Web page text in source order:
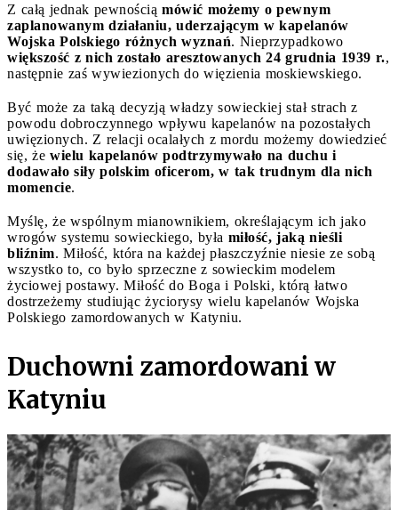
Z całą jednak pewnością mówić możemy o pewnym
zaplanowanym działaniu, uderzającym w kapelanów
Wojska Polskiego różnych wyznań. Nieprzypadkowo
większość z nich zostało aresztowanych 24 grudnia 1939 r.,
następnie zaś wywiezionych do więzienia moskiewskiego.
Być może za taką decyzją władzy sowieckiej stał strach z
powodu dobroczynnego wpływu kapelanów na pozostałych
uwięzionych. Z relacji ocalałych z mordu możemy dowiedzieć
się, że wielu kapelanów podtrzymywało na duchu i
dodawało siły polskim oficerom, w tak trudnym dla nich
momencie.
Myślę, że wspólnym mianownikiem, określającym ich jako
wrogów systemu sowieckiego, była miłość, jaką nieśli
bliźnim. Miłość, która na każdej płaszczyźnie niesie ze sobą
wszystko to, co było sprzeczne z sowieckim modelem
życiowej postawy. Miłość do Boga i Polski, którą łatwo
dostrzeżemy studiując życiorysy wielu kapelanów Wojska
Polskiego zamordowanych w Katyniu.
Duchowni zamordowani w
Katyniu